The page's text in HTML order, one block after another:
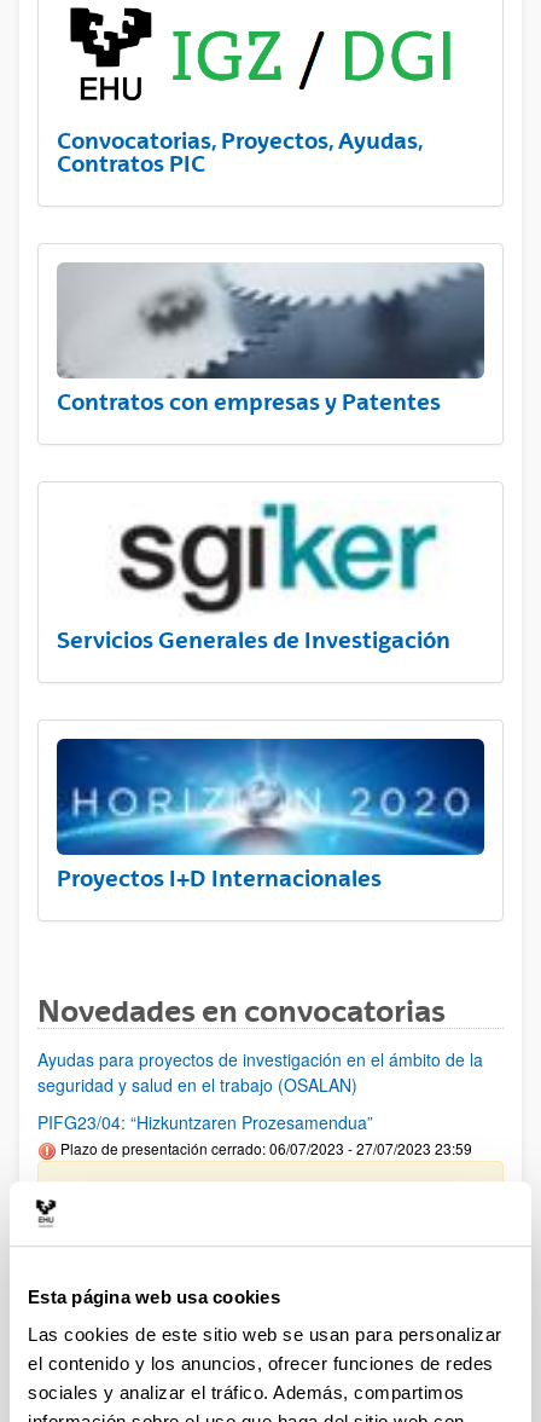
Esta página web usa cookies
Las cookies de este sitio web se usan para personalizar
el contenido y los anuncios, ofrecer funciones de redes
sociales y analizar el tráfico. Además, compartimos
Convocatorias, Proyectos, Ayudas,
Contratos PIC
Contratos con empresas y Patentes
Servicios Generales de Investigación
Proyectos I+D Internacionales
Novedades en convocatorias
Ayudas para proyectos de investigación en el ámbito de la
seguridad y salud en el trabajo (OSALAN)
PIFG23/04: “Hizkuntzaren Prozesamendua”
Plazo de presentación cerrado: 06/07/2023 - 27/07/2023 23:59
Se ha publicado la propuesta de adjudicación.
PIFG22/71: “Prehistoria”
Se ha publicado la propuesta de adjudicación
PIFG23/08: “Alteraciones metabólicas implicadas en
progresión de enfermedad hepática”
Plazo de presentación cerrado: 11/07/2023 - 03/08/2023 23:59